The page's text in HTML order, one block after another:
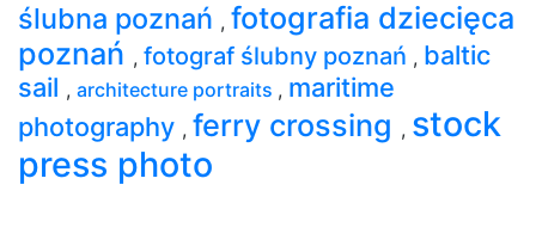
ślubna poznań , fotografia dziecięca
poznań , fotograf ślubny poznań , baltic
sail , architecture portraits , maritime
photography , ferry crossing , stock
press photo